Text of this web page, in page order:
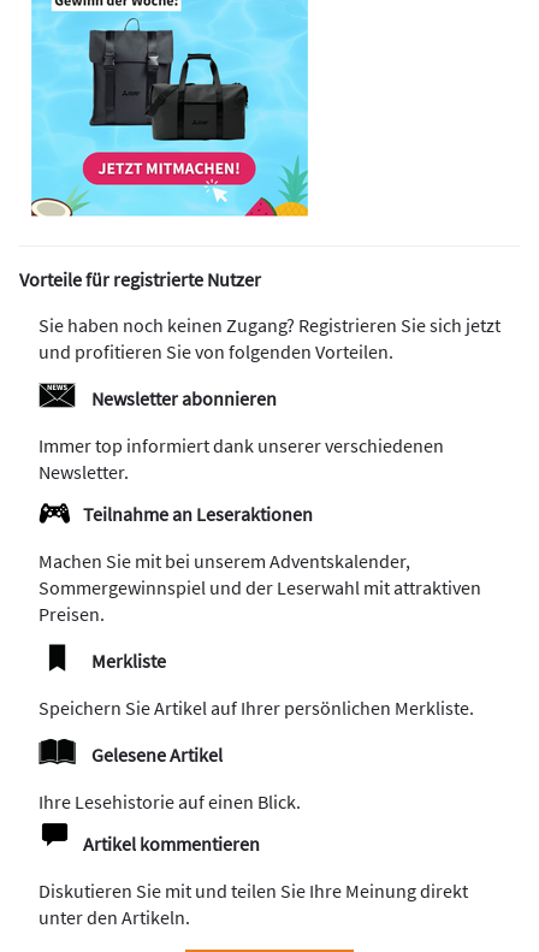
Vorteile für registrierte Nutzer
Sie haben noch keinen Zugang? Registrieren Sie sich jetzt
und profitieren Sie von folgenden Vorteilen.
Newsletter abonnieren
Immer top informiert dank unserer verschiedenen
Newsletter.
Teilnahme an Leseraktionen
Machen Sie mit bei unserem Adventskalender,
Sommergewinnspiel und der Leserwahl mit attraktiven
Preisen.
Merkliste
Speichern Sie Artikel auf Ihrer persönlichen Merkliste.
Gelesene Artikel
Ihre Lesehistorie auf einen Blick.
Artikel kommentieren
Diskutieren Sie mit und teilen Sie Ihre Meinung direkt
unter den Artikeln.